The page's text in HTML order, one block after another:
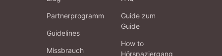
Partnerprogramm
Guidelines
Missbrauch
Guide zum
Guide
How to
Hörspaziergang